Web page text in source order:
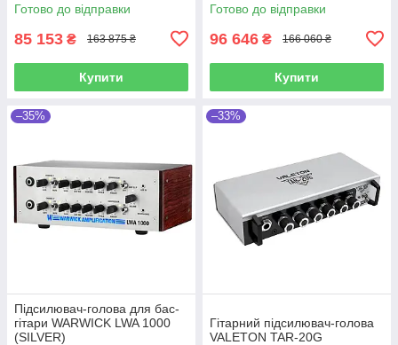
Готово до відправки
85 153 ₴ 163 875 ₴
Купити
Готово до відправки
96 646 ₴ 166 060 ₴
Купити
–35%
Підсилювач-голова для бас-
гітари WARWICK LWA 1000
(SILVER)
–33%
Гітарний підсилювач-голова
VALETON TAR-20G